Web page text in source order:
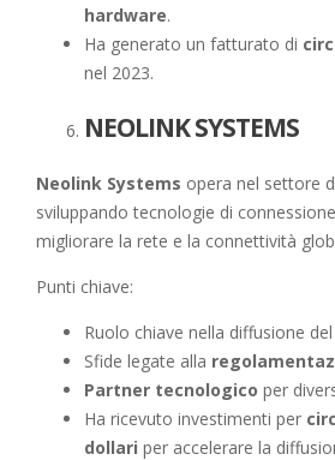
hardware.
Ha generato un fatturato di
nel 2023.
NEOLINK SYSTEMS
Neolink Systems opera nel settore
sviluppando tecnologie di
migliorare la rete e la connettività
Punti chiave:
Ruolo chiave nella diffusione del
Sfide legate alla
Partner tecnologico per
Ha ricevuto investimenti per
dollari per accelerare la